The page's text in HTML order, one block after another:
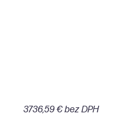
3736,59 € bez DPH